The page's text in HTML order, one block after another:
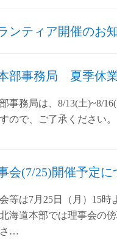
ンティア開催のお
部事務局 夏季休
事務局は、8/13(土)~8/
ので、ご了承ください。
会(7/25)開催予定に
等は7月25日（月）15
海道本部では理事会の
さ…